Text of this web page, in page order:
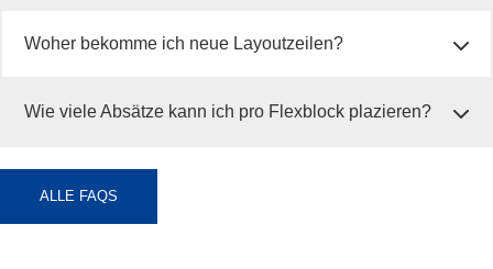
Woher bekomme ich neue Layoutzeilen?
Wie viele Absätze kann ich pro Flexblock plazieren?
ALLE FAQS